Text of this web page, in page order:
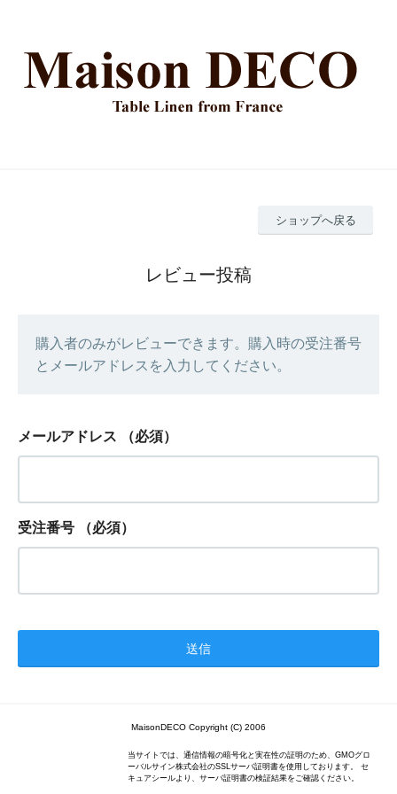
ショップへ戻る
レビュー投稿
購入者のみがレビューできます。購入時の受注番号
とメールアドレスを入力してください。
メールアドレス （必須）
受注番号 （必須）
MaisonDECO Copyright (C) 2006
当サイトでは、通信情報の暗号化と実在性の証明のため、GMOグロ
ーバルサイン株式会社のSSLサーバ証明書を使用しております。 セ
キュアシールより、サーバ証明書の検証結果をご確認ください。